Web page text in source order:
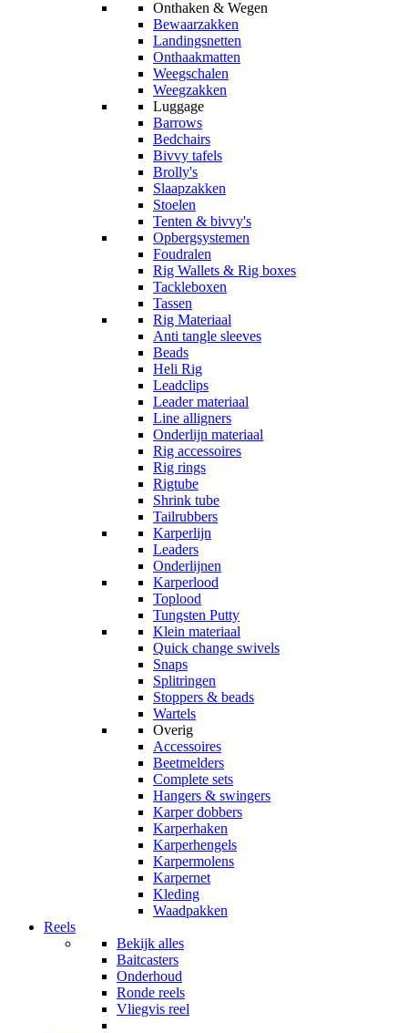
Onthaken & Wegen
Bewaarzakken
Landingsnetten
Onthaakmatten
Weegschalen
Weegzakken
Luggage
Barrows
Bedchairs
Bivvy tafels
Brolly's
Slaapzakken
Stoelen
Tenten & bivvy's
Opbergsystemen
Foudralen
Rig Wallets & Rig boxes
Tackleboxen
Tassen
Rig Materiaal
Anti tangle sleeves
Beads
Heli Rig
Leadclips
Leader materiaal
Line alligners
Onderlijn materiaal
Rig accessoires
Rig rings
Rigtube
Shrink tube
Tailrubbers
Karperlijn
Leaders
Onderlijnen
Karperlood
Toplood
Tungsten Putty
Klein materiaal
Quick change swivels
Snaps
Splitringen
Stoppers & beads
Wartels
Overig
Accessoires
Beetmelders
Complete sets
Hangers & swingers
Karper dobbers
Karperhaken
Karperhengels
Karpermolens
Karpernet
Kleding
Waadpakken
Reels
Bekijk alles
Baitcasters
Onderhoud
Ronde reels
Vliegvis reel